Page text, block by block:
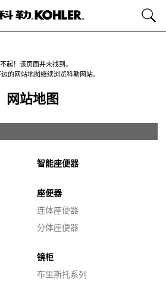
起！该页面并未找到。
的网站地图继续浏览科勒网站。
网站地图
智能座便器
座便器
连体座便器
分体座便器
镜柜
布里斯托系列